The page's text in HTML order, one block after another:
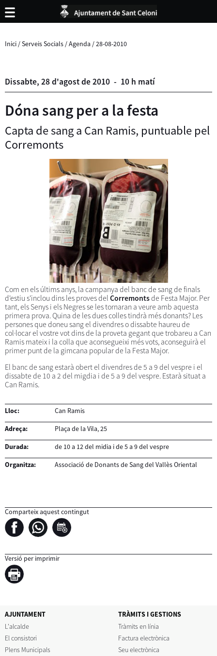
Inici /Serveis Socials /Agenda /28-08-2010
Dissabte, 28d'agostde2010 - 10 h matí
Dóna sang per a la festa
Capta de sang a Can Ramis, puntuable pel
Corremonts
Com en els últims anys, la campanya del banc de sang de finals
d'estiu s'inclou dins les proves del Corremontsde Festa Major. Per
tant, els Senys i els Negres se les tornaran a veure amb aquesta
primera prova. Quina de les dues colles tindrà més donants? Les
persones que doneu sang el divendres o dissabte haureu de
col·locar el vostre vot dins de la proveta gegant que trobareu a Can
Ramis mateix i la colla que aconsegueixi més vots, aconseguirà el
primer punt de la gimcana popular de la Festa Major.
El banc de sang estarà obert el divendres de 5 a 9 del vespre i el
dissabte de 10 a 2 del migdia i de 5 a 9 del vespre. Estarà situat a
Can Ramis.
Lloc: Can Ramis
Adreça: Plaça de la Vila, 25
Durada: de 10 a 12 del midia i de 5 a 9 del vespre
Organitza: Associació de Donants de Sang del Vallès Oriental
Comparteix aquest contingut
Versió per imprimir
AJUNTAMENT
L'alcalde
El consistori
Plens Municipals
TRÀMITS I GESTIONS
Tràmits en línia
Factura electrònica
Seu electrònica